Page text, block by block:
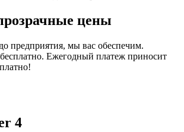
цены
предприятия, мы вас обеспечим.
Ежегодный платеж приносит
4